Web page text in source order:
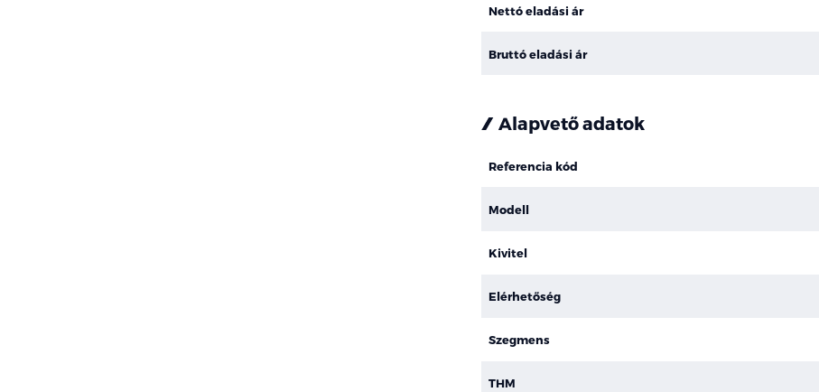
Nettó eladási ár
Bruttó eladási ár
Alapvető adatok
Referencia kód
Modell
Kivitel
Elérhetőség
Szegmens
THM